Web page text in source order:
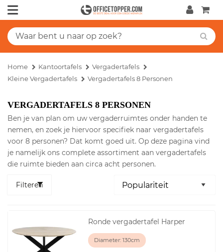
Home Kantoortafels
Vergadertafels
Kleine Vergadertafels
Vergadertafels 8 Personen
VERGADERTAFELS 8 PERSONEN
Ben je van plan om uw vergaderruimtes onder handen te
nemen, en zoek je hiervoor specifiek naar vergadertafels
voor 8 personen? Dat komt goed uit. Op deze pagina vind
je namelijk ons complete assortiment aan vergadertafels
die ruimte bieden aan circa acht personen.
Filteren
Ronde vergadertafel Harper
Diameter: 130cm